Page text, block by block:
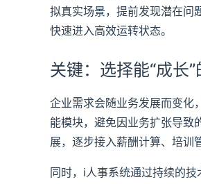
拟真实场景，提前发现潜在问
快速进入高效运转状态。
关键：选择能“成长
企业需求会随业务发展而变化
能模块，避免因业务扩张导致
展，逐步接入薪酬计算、培训
同时，i人事系统通过持续的